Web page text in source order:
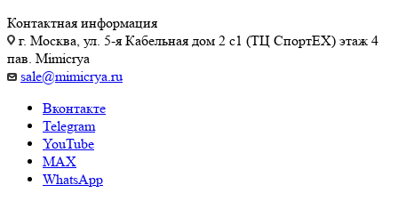
Контактная информация
г. Москва, ул. 5-я Кабельная дом 2 с1 (ТЦ СпортEX) этаж 4
пав. Mimicrya
sale@mimicrya.ru
Вконтакте
Telegram
YouTube
MAX
WhatsApp